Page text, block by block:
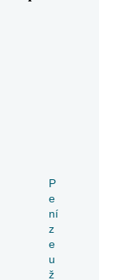
P
e
ní
z
e
u
ž